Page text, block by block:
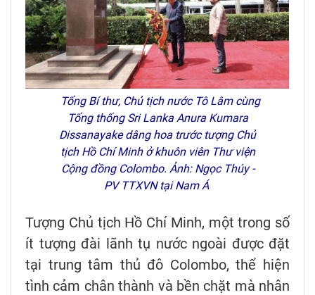
Tổng Bí thư, Chủ tịch nước Tô Lâm cùng
Tổng thống Sri Lanka Anura Kumara
Dissanayake dâng hoa trước tượng Chủ
tịch Hồ Chí Minh ở khuôn viên Thư viện
Cộng đồng Colombo. Ảnh: Ngọc Thúy -
PV TTXVN tại Nam Á
Tượng Chủ tịch Hồ Chí Minh, một trong số
ít tượng đài lãnh tụ nước ngoài được đặt
tại trung tâm thủ đô Colombo, thể hiện
tình cảm chân thành và bền chặt mà nhân